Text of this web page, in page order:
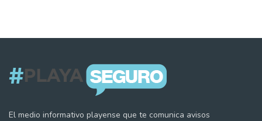
El medio informativo playense que te comunica avisos